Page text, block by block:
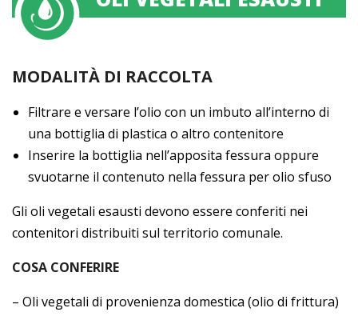
MODALITÀ DI RACCOLTA
Filtrare e versare l’olio con un imbuto all’interno di
una bottiglia di plastica o altro contenitore
Inserire la bottiglia nell’apposita fessura oppure
svuotarne il contenuto nella fessura per olio sfuso
Gli oli vegetali esausti devono essere conferiti nei
contenitori distribuiti sul territorio comunale.
COSA CONFERIRE
– Oli vegetali di provenienza domestica (olio di frittura)